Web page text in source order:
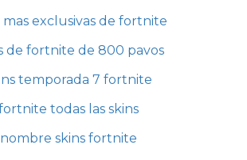
mas exclusivas de fortnite
de fortnite de 800 pavos
temporada 7 fortnite
todas las skins
nombre skins fortnite